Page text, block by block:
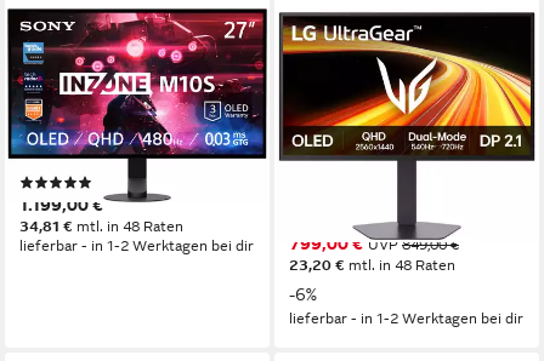
SONY
SDM-27Q10S OLED-Monitor
67 cm/ 27 Zoll Diagonale
2560 x 1440 px, QHD
Auflösung
0,03 ms Reaktionszeit
Produktdatenblatt
1.199,00 €
34,81 € mtl. in 48 Raten
lieferbar - in 1-2 Werktagen bei dir
LG
27GX790B Tandem-OLED
der 4. Generation Gaming-
Monitor
67 cm/ 27 Zoll Diagonale
Produktdatenblatt
799,00 € UVP849,00 €
23,20 € mtl. in 48 Raten
-6%
lieferbar - in 1-2 Werktagen bei dir